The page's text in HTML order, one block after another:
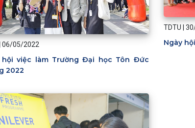
06/05/2022
hội việc làm Trường Đại học Tôn Đức
2022
TDTU
Ngày